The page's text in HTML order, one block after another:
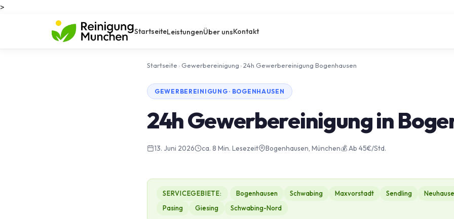
>
StartseiteLeistungenÜber unsKontakt
Startseite ›Gewerbereinigung ›24h Gewerbereinigung Bogenhausen
GEWERBEREINIGUNG · BOGENHAUSEN
24h Gewerbereinigung in
13. Juni 2026 ca. 8 Min. Lesezeit Bogenhausen, München💰 Ab 45€/Std.
SERVICEGEBIETE: Bogenhausen Schwabing Maxvorstadt Sendling
Pasing
Giesing Schwabing-Nord